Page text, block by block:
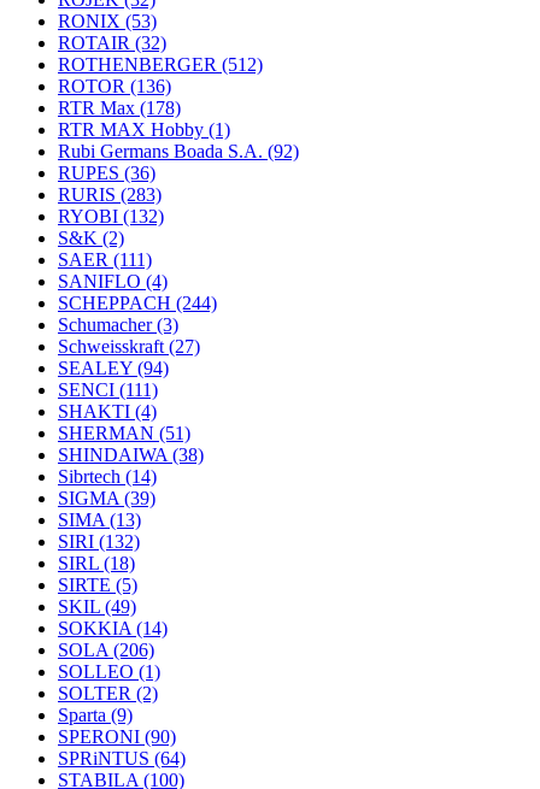
RONIX (53)
ROTAIR (32)
ROTHENBERGER (512)
ROTOR (136)
RTR Max (178)
RTR MAX Hobby (1)
Rubi Germans Boada S.A. (92)
RUPES (36)
RURIS (283)
RYOBI (132)
S&K (2)
SAER (111)
SANIFLO (4)
SCHEPPACH (244)
Schumacher(3)
Schweisskraft (27)
SEALEY (94)
SENCI (111)
SHAKTI (4)
SHERMAN (51)
SHINDAIWA (38)
Sibrtech (14)
SIGMA (39)
SIMA (13)
SIRI (132)
SIRL (18)
SIRTE (5)
SKIL (49)
SOKKIA (14)
SOLA (206)
SOLLEO (1)
SOLTER (2)
Sparta (9)
SPERONI (90)
SPRiNTUS (64)
STABILA (100)